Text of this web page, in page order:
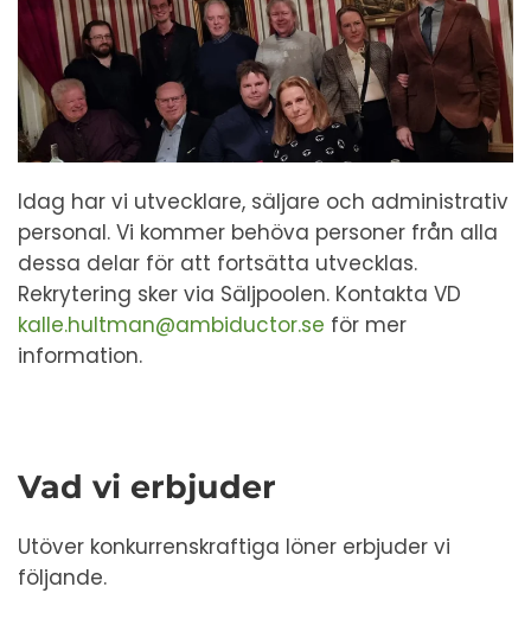
Idag har vi utvecklare, säljare och administrativ
personal. Vi kommer behöva personer från alla
dessa delar för att fortsätta utvecklas.
Rekrytering sker via Säljpoolen. Kontakta VD
kalle.hultman@ambiductor.se för mer
information.
Vad vi erbjuder
Utöver konkurrenskraftiga löner erbjuder vi
följande.